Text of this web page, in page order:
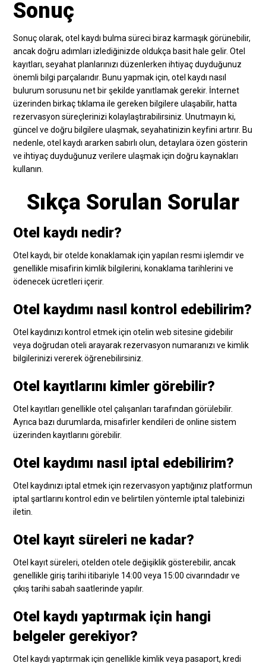
Sonuç
Sonuç olarak, otel kaydı bulma süreci biraz karmaşık görünebilir,
ancak doğru adımları izlediğinizde oldukça basit hale gelir. Otel
kayıtları, seyahat planlarınızı düzenlerken ihtiyaç duyduğunuz
önemli bilgi parçalarıdır. Bunu yapmak için, otel kaydı nasıl
bulurum sorusunu net bir şekilde yanıtlamak gerekir. İnternet
üzerinden birkaç tıklama ile gereken bilgilere ulaşabilir, hatta
rezervasyon süreçlerinizi kolaylaştırabilirsiniz. Unutmayın ki,
güncel ve doğru bilgilere ulaşmak, seyahatinizin keyfini artırır. Bu
nedenle, otel kaydı ararken sabırlı olun, detaylara özen gösterin
ve ihtiyaç duyduğunuz verilere ulaşmak için doğru kaynakları
kullanın.
Sıkça Sorulan Sorular
Otel kaydı nedir?
Otel kaydı, bir otelde konaklamak için yapılan resmi işlemdir ve
genellikle misafirin kimlik bilgilerini, konaklama tarihlerini ve
ödenecek ücretleri içerir.
Otel kaydımı nasıl kontrol edebilirim?
Otel kaydınızı kontrol etmek için otelin web sitesine gidebilir
veya doğrudan oteli arayarak rezervasyon numaranızı ve kimlik
bilgilerinizi vererek öğrenebilirsiniz.
Otel kayıtlarını kimler görebilir?
Otel kayıtları genellikle otel çalışanları tarafından görülebilir.
Ayrıca bazı durumlarda, misafirler kendileri de online sistem
üzerinden kayıtlarını görebilir.
Otel kaydımı nasıl iptal edebilirim?
Otel kaydınızı iptal etmek için rezervasyon yaptığınız platformun
iptal şartlarını kontrol edin ve belirtilen yöntemle iptal talebinizi
iletin.
Otel kayıt süreleri ne kadar?
Otel kayıt süreleri, otelden otele değişiklik gösterebilir, ancak
genellikle giriş tarihi itibariyle 14:00 veya 15:00 civarındadır ve
çıkış tarihi sabah saatlerinde yapılır.
Otel kaydı yaptırmak için hangi
belgeler gerekiyor?
Otel kaydı yaptırmak için genellikle kimlik veya pasaport, kredi